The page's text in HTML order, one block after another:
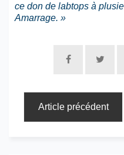
ce don de labtops à
Amarrage. »
Article précédent